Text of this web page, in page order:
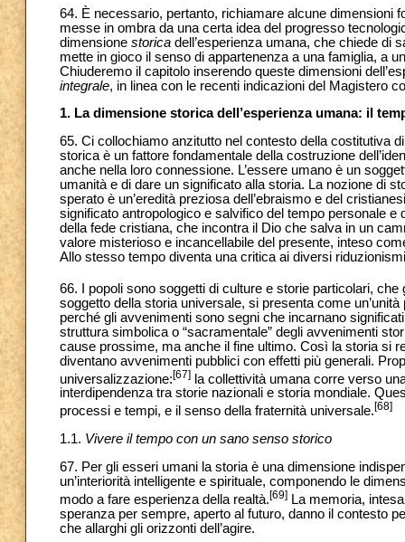
64. È necessario, pertanto, richiamare alcune dimensioni
messe in ombra da una certa idea del progresso
dimensione storica dell’esperienza umana, che chiede di
mette in gioco il senso di appartenenza a una famiglia, a
Chiuderemo il capitolo inserendo queste dimensioni
integrale, in linea con le recenti indicazioni del Magistero
1. La dimensione storica dell’esperienza umana: il
65. Ci collochiamo anzitutto nel contesto della costitutiva
storica è un fattore fondamentale della costruzione
anche nella loro connessione. L’essere umano è un
umanità e di dare un significato alla storia. La nozione di
sperato è un’eredità preziosa dell’ebraismo e del
significato antropologico e salvifico del tempo personale
della fede cristiana, che incontra il Dio che salva in un
valore misterioso e incancellabile del presente, inteso
Allo stesso tempo diventa una critica ai diversi
66. I popoli sono soggetti di culture e storie particolari,
soggetto della storia universale, si presenta come
perché gli avvenimenti sono segni che incarnano
struttura simbolica o “sacramentale” degli avvenimenti
cause prossime, ma anche il fine ultimo. Così la storia si
diventano avvenimenti pubblici con effetti più generali.
universalizzazione:[67] la collettività umana corre verso
interdipendenza tra storie nazionali e storia mondiale.
processi e tempi, e il senso della fraternità universale.[68]
1.1. Vivere il tempo con un sano senso storico
67. Per gli esseri umani la storia è una dimensione
un’interiorità intelligente e spirituale, componendo le
modo a fare esperienza della realtà.[69] La memoria,
speranza per sempre, aperto al futuro, danno il contesto
che allarghi gli orizzonti dell’agire.